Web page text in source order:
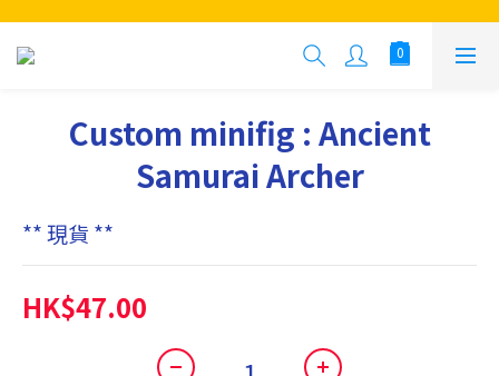
Custom minifig : Ancient
Samurai Archer
** 現貨 **
HK$47.00